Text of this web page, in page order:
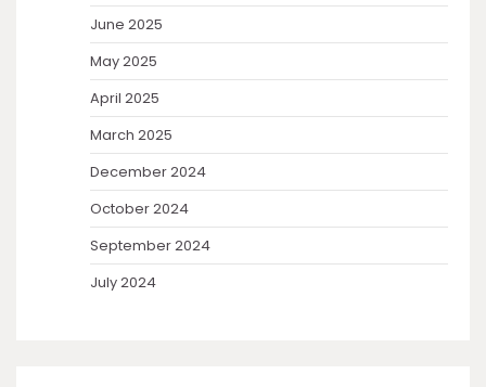
June 2025
May 2025
April 2025
March 2025
December 2024
October 2024
September 2024
July 2024